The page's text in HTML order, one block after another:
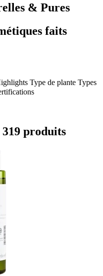
& Pures
faits
Type de plante Types
produits